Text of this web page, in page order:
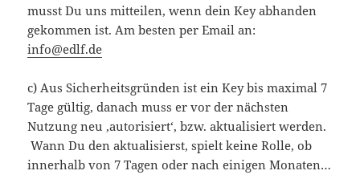
musst Du uns mitteilen, wenn dein Key abhanden
gekommen ist. Am besten per Email an:
info@edlf.de
c) Aus Sicherheitsgründen ist ein Key bis maximal 7
Tage gültig, danach muss er vor der nächsten
Nutzung neu ‚autorisiert‘, bzw. aktualisiert werden.
Wann Du den aktualisierst, spielt keine Rolle, ob
innerhalb von 7 Tagen oder nach einigen Monaten…